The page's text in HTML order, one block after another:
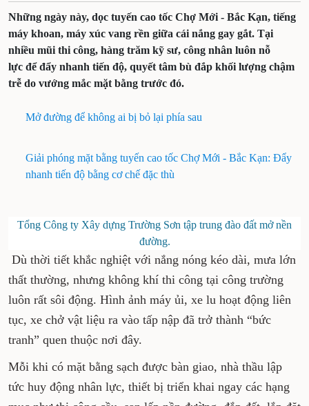
Những ngày này, dọc tuyến cao tốc Chợ Mới - Bắc Kạn, tiếng
máy khoan, máy xúc vang rền giữa cái nắng gay gắt. Tại
nhiều mũi thi công, hàng trăm kỹ sư, công nhân luôn nỗ
lực để đẩy nhanh tiến độ, quyết tâm bù đắp khối lượng chậm
trễ do vướng mắc mặt bằng trước đó.
Mở đường để không ai bị bỏ lại phía sau
Giải phóng mặt bằng tuyến cao tốc Chợ Mới - Bắc Kạn: Đẩy
nhanh tiến độ bằng cơ chế đặc thù
Tổng Công ty Xây dựng Trường Sơn tập trung đào đất mở nền
đường.
Dù thời tiết khắc nghiệt với nắng nóng kéo dài, mưa lớn
thất thường, nhưng không khí thi công tại công trường
luôn rất sôi động. Hình ảnh máy ủi, xe lu hoạt động liên
tục, xe chở vật liệu ra vào tấp nập đã trở thành “bức
tranh” quen thuộc nơi đây.
Mỗi khi có mặt bằng sạch được bàn giao, nhà thầu lập
tức huy động nhân lực, thiết bị triển khai ngay các hạng